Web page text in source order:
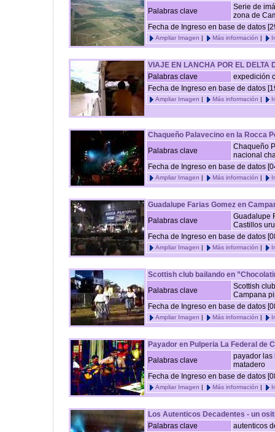
Palabras clave
Serie de
zona de
Fecha de Ingreso en base de datos
Ampliar Imagen | Más información |
VIAJE EN LANCHA POR EL DELTA
Palabras clave
expedición
Fecha de Ingreso en base de datos
Ampliar Imagen | Más información |
Chaqueño Palavecino en la Rocca
Palabras clave
Chaqueño
nacional
Fecha de Ingreso en base de datos
Ampliar Imagen | Más información |
Guadalupe Farias Gomez en
Palabras clave
Guadalupe
Castillos
Fecha de Ingreso en base de datos
Ampliar Imagen | Más información |
Scottish club bailando en
Palabras clave
Scottish
Campana
Fecha de Ingreso en base de datos
Ampliar Imagen | Más información |
Payador en Pulperia La Federal de
Palabras clave
payador las
matadero
Fecha de Ingreso en base de datos
Ampliar Imagen | Más información |
Los Autenticos Decadentes - un
Palabras clave
autenticos